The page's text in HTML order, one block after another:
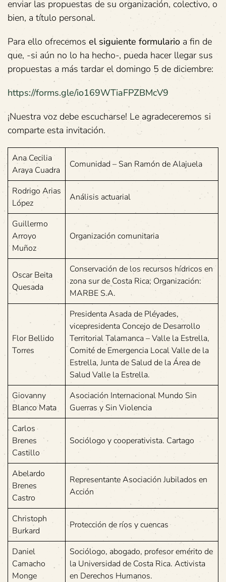
enviar las propuestas de su organización, colectivo, o
bien, a título personal.
Para ello ofrecemos el siguiente formulario a fin de
que, -si aún no lo ha hecho-, pueda hacer llegar sus
propuestas a más tardar el domingo 5 de diciembre:
https://forms.gle/io169WTiaFPZBMcV9
¡Nuestra voz debe escucharse! Le agradeceremos si
comparte esta invitación.
Ana Cecilia
Araya Cuadra
Comunidad – San Ramón de Alajuela
Rodrigo Arias
López
Análisis actuarial
Guillermo
Arroyo
Muñoz
Organización comunitaria
Oscar Beita
Quesada
Conservación de los recursos hídricos en
zona sur de Costa Rica; Organización:
MARBE S.A.
Flor Bellido
Torres
Presidenta Asada de Pléyades,
vicepresidenta Concejo de Desarrollo
Territorial Talamanca – Valle la Estrella,
Comité de Emergencia Local Valle de la
Estrella, Junta de Salud de la Área de
Salud Valle la Estrella.
Giovanny
Blanco Mata
Asociación Internacional Mundo Sin
Guerras y Sin Violencia
Carlos
Brenes
Castillo
Sociólogo y cooperativista. Cartago
Abelardo
Brenes
Castro
Representante Asociación Jubilados en
Acción
Christoph
Burkard
Protección de ríos y cuencas
Daniel
Camacho
Monge
Sociólogo, abogado, profesor emérito de
la Universidad de Costa Rica. Activista
en Derechos Humanos.